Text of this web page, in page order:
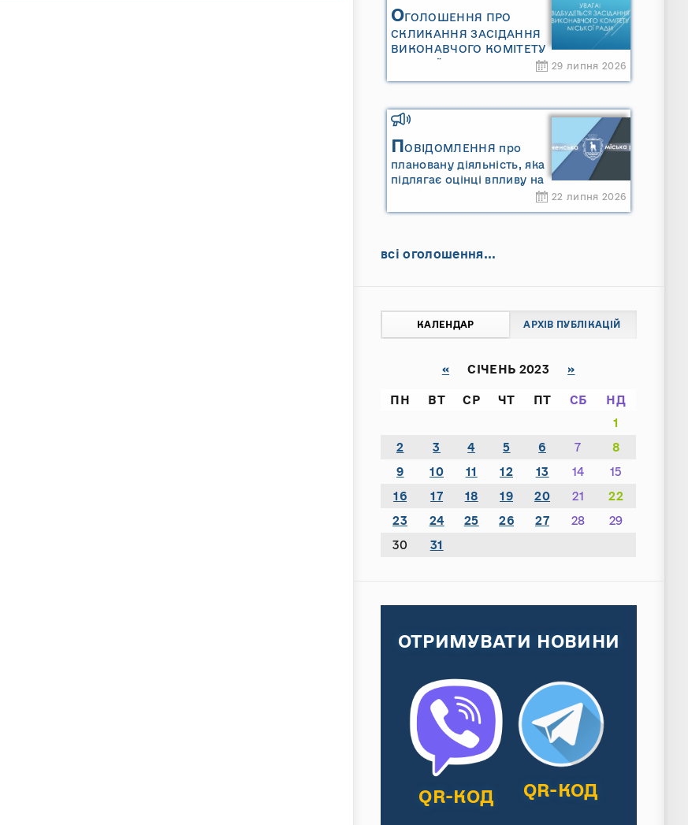
«Місцевого плану
управління відходами
Сарненської міської
територіальної громади»
ОГОЛОШЕННЯ ПРО
СКЛИКАННЯ ЗАСІДАННЯ
ВИКОНАВЧОГО КОМІТЕТУ
МІСЬКОЇ РАДИ
29 липня 2026
ПОВІДОМЛЕННЯ про
плановану діяльність, яка
підлягає оцінці впливу на
довкілля ТОВАРИСТВО З
ОБМЕЖЕНОЮ
22 липня 2026
всі оголошення...
КАЛЕНДАР АРХІВ ПУБЛІКАЦІЙ
« СІЧЕНЬ 2023 »
ПН ВТ СР ЧТ ПТ СБ
НД
1
2
3 4 5 6 7
8
9
10 11 12 13 14
15
16
17 18 19 20 21
22
23
24 25 26 27 28
29
30
31
ОТРИМУВАТИ НОВИНИ
QR-КОД QR-КОД